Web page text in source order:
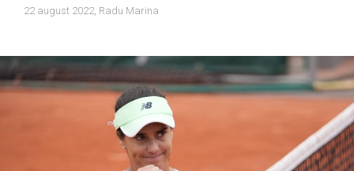
22 august 2022, Radu Marina